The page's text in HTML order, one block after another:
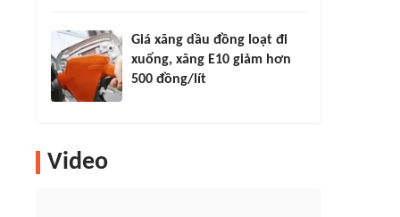
Giá xăng dầu đồng loạt đi
xuống, xăng E10 giảm hơn
500 đồng/lít
Video